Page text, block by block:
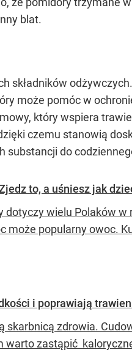
blat.
składników
może pomóc w
który wspiera
czemu stanowią
substancji do
to, a uśniesz jak
dotyczy wielu Polaków
popularny owoc.
i poprawiają
zdrowia.
warto zastąpić